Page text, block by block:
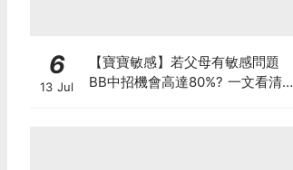
6
13 Jul
【寶寶敏感】若父母有敏感問題
BB中招機會高達80%? 一文看清預